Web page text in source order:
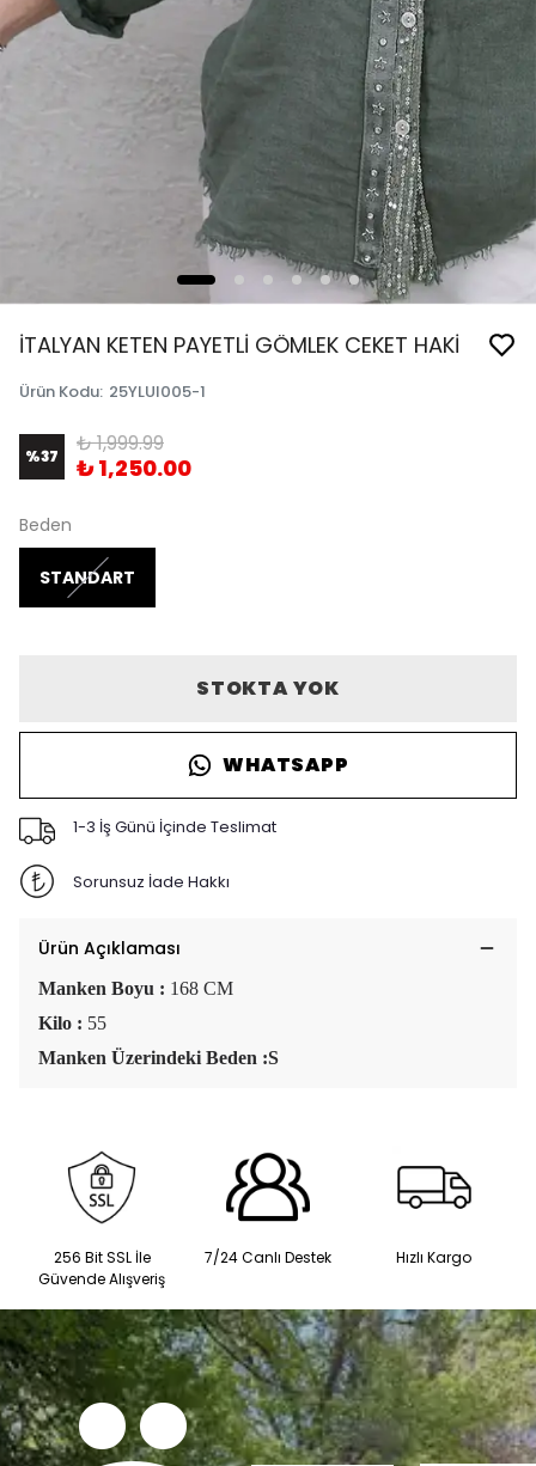
İTALYAN KETEN PAYETLİ GÖMLEK CEKET HAKİ
Ürün Kodu: 25YLUI005-1
%37 ₺ 1,999.99
₺ 1,250.00
Beden
STANDART
STOKTA YOK
WHATSAPP
1-3 İş Günü İçinde Teslimat
Sorunsuz İade Hakkı
Ürün Açıklaması
Manken Boyu : 168 CM
Kilo : 55
Manken Üzerindeki Beden :S
256 Bit SSL İle
Güvende Alışveriş
7/24 Canlı Destek Hızlı Kargo